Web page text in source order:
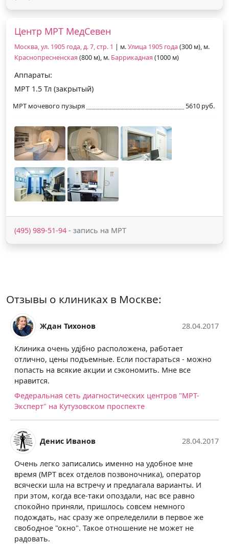
Центр МРТ МедСевен
Москва, ул. 1905 года, д. 7, стр. 1 | м.Улица 1905 года (300 м), м.
Краснопресненская (800 м), м. Баррикадная (1000 м)
Аппараты:
МРТ 1.5 Тл (закрытый)
МРТ мочевого пузыря 5610 руб.
(495) 989-51-94 - запись на МРТ
Отзывы о клиниках в Москве:
Ждан Тихонов 28.04.2017
Клиника очень удjбно расположена, работает
отлично, цены подъемные. Если постараться - можно
попасть на всякие акции и сэкономить. Мне все
нравится.
Федеральная сеть диагностических центров "МРТ-
Эксперт" на Кутузовском проспекте
Денис Иванов 28.04.2017
Очень легко записались именно на удобное мне
время (МРТ всех отделов позвоночника), оператор
всячески шла на встречу и предлагала варианты. И
при этом, когда все-таки опоздали, нас все равно
спокойно приняли, пришлось совсем немного
подождать, нас сразу же опреледелили в первое же
свободное "окно". Такое отношение не может не
радовать.